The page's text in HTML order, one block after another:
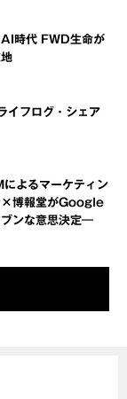
AI時代 FWD生命が
イフログ・シェア
よるマーケティン
×博報堂がGoogle
ブンな意思決定―